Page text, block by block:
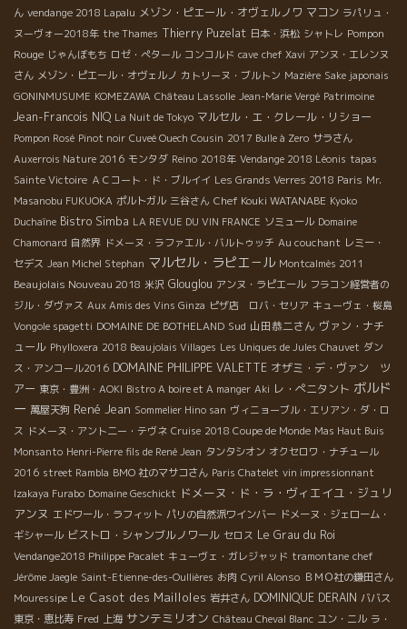
ん vendange 2018 Lapalu メゾン・ピエール・オヴェルノワ マコン ラパリュ・
ヌーヴォー2018年 the Thames Thierry Puzelat 日本・浜松 シャトレ Pompon
Rouge じゃんぼもち ロゼ・ぺタール コンコルド cave chef Xavi アンヌ・エレンヌ
さん メゾン・ピエール・オヴェルノ カトリーヌ・ブルトン Mazière Sake japonais
GONINMUSUME KOMEZAWA Château Lassolle Jean-Marie Vergé Patrimoine
Jean-Francois NIQ La Nuit de Tokyo マルセル・エ・クレール・リショー
Pompon Rosé Pinot noir Cuveé Ouech Cousin 2017 Bulle à Zero サラさん
Auxerrois Nature 2016 モンタダ Reino 2018年 Vendange 2018 Léonis tapas
Sainte Victoire ＡＣコート・ド・ブルイイ Les Grands Verres 2018 Paris Mr.
Masanobu FUKUOKA ポルトガル 三谷さん Chef Kouki WATANABE Kyoko
Duchaîne Bistro Simba LA REVUE DU VIN FRANCE ソミュール Domaine
Chamonard 自然界 ドメーヌ・ラファエル・バルトゥッチ Au couchant レミー・
セデス Jean Michel Stephan マルセル・ラピエ－ル Montcalmès 2011
Beaujolais Nouveau 2018 米沢 Glouglou アンヌ・ラピエール フラコン経営者の
ジル・ダヴァス Aux Amis des Vins Ginza ピザ店 ロバ・セリア キューヴェ・桜島
Vongole spagetti DOMAINE DE BOTHELAND Sud 山田恭二さん ヴァン・ナチ
ュール Phylloxera 2018 Beaujolais Villages Les Uniques de Jules Chauvet ダン
ス・アンコール2016 DOMAINE PHILIPPE VALETTE オザミ・デ・ヴァン ツ
アー 東京・豊洲・AOKI Bistro A boire et A manger Aki レ・ぺニタント ボルド
ー 萬屋天狗 René Jean Sommelier Hino san ヴィニョーブル・エリアン・ダ・ロ
ス ドメーヌ・アント二ー・テヴネ Cruise 2018 Coupe de Monde Mas Haut Buis
Monsanto Henri-Pierre fils de René Jean タンタシオン オクセロワ・ナチュール
2016 street Rambla BMO 社のマサコさん Paris Chatelet vin impressionnant
Izakaya Furabo Domaine Geschickt ドメーヌ・ド・ラ・ヴィエイユ・ジュリ
アンヌ エドワール・ラフィット パリの自然派ワインバー ドメーヌ・ジェローム・
ギシャール ビストロ・シャンブルノワール セロス Le Grau du Roi
Vendange2018 Philippe Pacalet キューヴェ・ガレジャッド tramontane chef
Jérôme Jaegle Saint-Etienne-des-Oullières お肉 Cyril Alonso ＢＭＯ社の鎌田さん
Mouressipe Le Casot des Mailloles 岩井さん DOMINIQUE DERAIN ババス
東京・恵比寿 Fred 上海 サンテミリオン Château Cheval Blanc ユン・ニル ラ・